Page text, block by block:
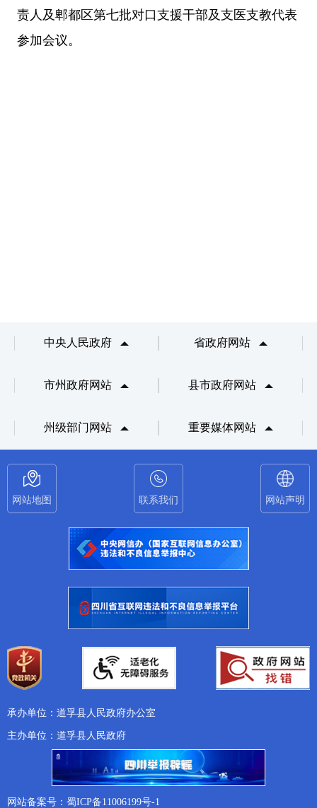
责人及郫都区第七批对口支援干部及支医支教代表
参加会议。
中央人民政府 省政府网站
市州政府网站 县市政府网站
州级部门网站 重要媒体网站
网站地图 联系我们 网站声明
承办单位：道孚县人民政府办公室
主办单位：道孚县人民政府
网站备案号：蜀ICP备11006199号-1